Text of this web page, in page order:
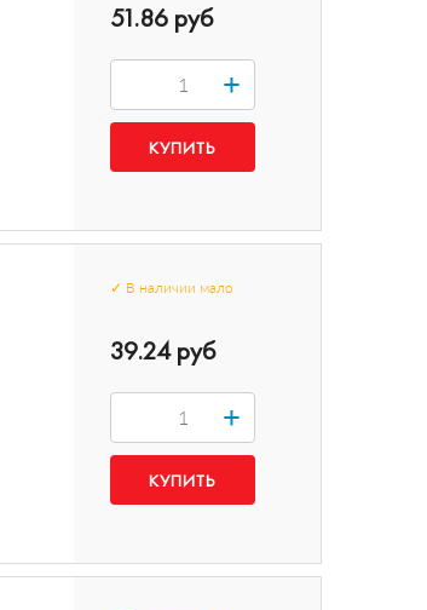
51.86 руб
+
✓ В наличии мало
39.24 руб
+